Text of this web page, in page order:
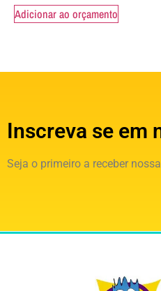
Adicionar ao orçamento
Inscreva se em
Seja o primeiro a receber